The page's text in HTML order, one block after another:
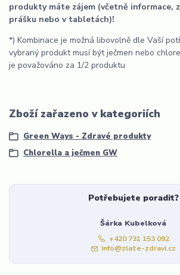
produkty máte zájem (včetně informace,
prášku nebo v tabletách)!
*) Kombinace je možná libovolně dle Vaší
vybraný produkt musí být ječmen nebo
je považováno za 1/2 produktu
Zboží zařazeno v kategoriích
Green Ways - Zdravé produkty
Chlorella a ječmen GW
Potřebujete poradit?
Šárka Kubelková
+420 731 153 092
info@zlate-zdravi.cz